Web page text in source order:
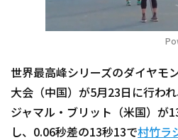
世界最高峰シリーズのダイヤモ
大会（中国）が5月23日に行わ
ジャマル・ブリット（米国）が
し、0.06秒差の13秒13で村竹ラ